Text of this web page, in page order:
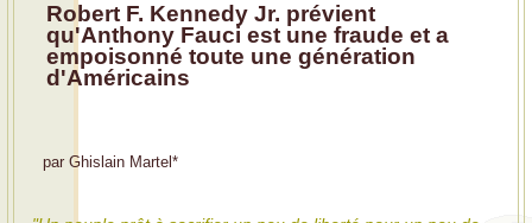
Robert F. Kennedy Jr. prévient
qu'Anthony Fauci est une fraude et a
empoisonné toute une génération
d'Américains
par Ghislain Martel *